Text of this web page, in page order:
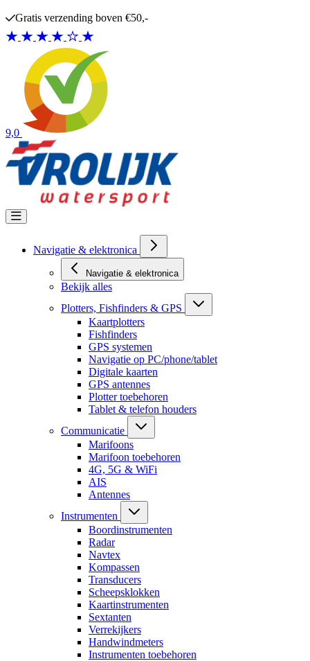
Gratis verzending boven €50,-
9,0
Navigatie & elektronica
Navigatie & elektronica
Bekijk alles
Plotters, Fishfinders & GPS
Kaartplotters
Fishfinders
GPS systemen
Navigatie op PC/phone/tablet
Digitale kaarten
GPS antennes
Plotter toebehoren
Tablet & telefon houders
Communicatie
Marifoons
Marifoon toebehoren
4G, 5G & WiFi
AIS
Antennes
Instrumenten
Boordinstrumenten
Radar
Navtex
Kompassen
Transducers
Scheepsklokken
Kaartinstrumenten
Sextanten
Verrekijkers
Handwindmeters
Instrumenten toebehoren